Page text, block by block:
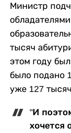
Министр
тысяч
этом году
было подано
уже 127
"И
хочется